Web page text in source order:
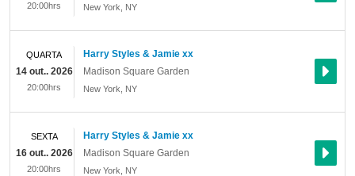
New York NY
20:00hrs
Harry Styles & Jamie xx
Madison Square Garden
New York NY
QUARTA
14 out.. 2026
20:00hrs
Harry Styles & Jamie xx
Madison Square Garden
New York NY
SEXTA
16 out.. 2026
20:00hrs